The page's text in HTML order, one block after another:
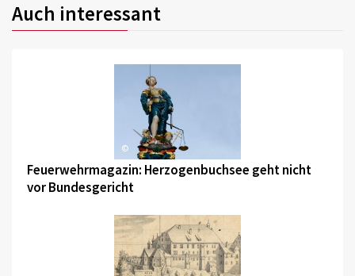
Auch interessant
©
Feuerwehrmagazin: Herzogenbuchsee geht nicht
vor Bundesgericht